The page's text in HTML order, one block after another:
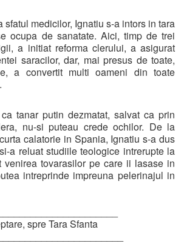
sfatul medicilor, Ignatiu s-a intors in tara
ocupa de sanatate. Aici, timp de trei
a initiat reforma clerului, a asigurat
saracilor, dar, mai presus de toate,
a convertit multi oameni din toate
tanar putin dezmatat, salvat ca prin
nu-si puteau crede ochilor. De la
calatorie in Spania, Ignatiu s-a dus
a reluat studiile teologice intrerupte la
venirea tovarasilor pe care ii lasase in
intreprinde impreuna pelerinajul in
spre Tara Sfanta